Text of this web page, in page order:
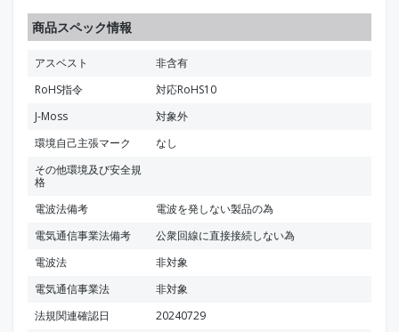
商品スペック情報
アスベスト
非含有
RoHS指令
対応RoHS10
J-Moss
対象外
環境自己主張マーク
なし
その他環境及び安全規
格
電波法備考
電波を発しない製品の為
電気通信事業法備考
公衆回線に直接接続しない為
電波法
非対象
電気通信事業法
非対象
法規関連確認日
20240729